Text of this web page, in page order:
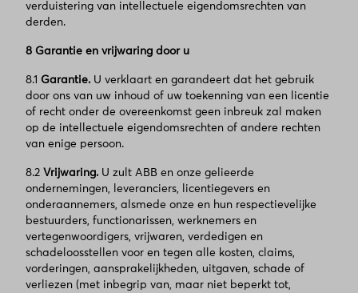
verduistering van intellectuele eigendomsrechten van
derden.
8 Garantie en vrijwaring door u
8.1 Garantie. U verklaart en garandeert dat het gebruik
door ons van uw inhoud of uw toekenning van een licentie
of recht onder de overeenkomst geen inbreuk zal maken
op de intellectuele eigendomsrechten of andere rechten
van enige persoon.
8.2 Vrijwaring. U zult ABB en onze gelieerde
ondernemingen, leveranciers, licentiegevers en
onderaannemers, alsmede onze en hun respectievelijke
bestuurders, functionarissen, werknemers en
vertegenwoordigers, vrijwaren, verdedigen en
schadeloosstellen voor en tegen alle kosten, claims,
vorderingen, aansprakelijkheden, uitgaven, schade of
verliezen (met inbegrip van, maar niet beperkt tot,